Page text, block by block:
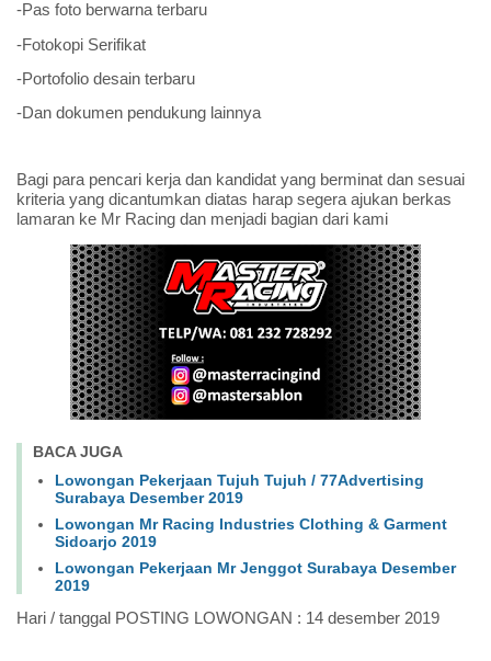
-Pas foto berwarna terbaru
-Fotokopi Serifikat
-Portofolio desain terbaru
-Dan dokumen pendukung lainnya
Bagi para pencari kerja dan kandidat yang berminat dan sesuai
kriteria yang dicantumkan diatas harap segera ajukan berkas
lamaran ke Mr Racing dan menjadi bagian dari kami
BACA JUGA
Lowongan Pekerjaan Tujuh Tujuh / 77Advertising
Surabaya Desember 2019
Lowongan Mr Racing Industries Clothing & Garment
Sidoarjo 2019
Lowongan Pekerjaan Mr Jenggot Surabaya Desember
2019
Hari / tanggal POSTING LOWONGAN : 14 desember 2019